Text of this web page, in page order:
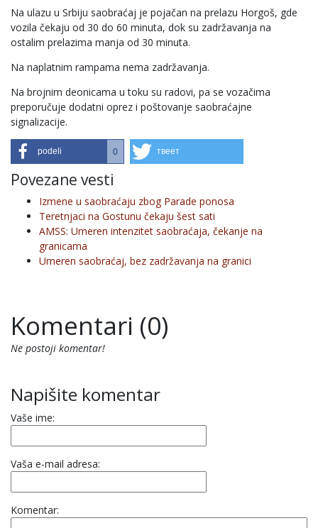
Na ulazu u Srbiju saobraćaj je pojačan na prelazu Horgoš, gde
vozila čekaju od 30 do 60 minuta, dok su zadržavanja na
ostalim prelazima manja od 30 minuta.
Na naplatnim rampama nema zadržavanja.
Na brojnim deonicama u toku su radovi, pa se vozačima
preporučuje dodatni oprez i poštovanje saobraćajne
signalizacije.
podeli 0 твеет
Povezane vesti
Izmene u saobraćaju zbog Parade ponosa
Teretnjaci na Gostunu čekaju šest sati
AMSS: Umeren intenzitet saobraćaja, čekanje na
granicama
Umeren saobraćaj, bez zadržavanja na granici
Komentari (0)
Ne postoji komentar!
Napišite komentar
Vaše ime:
Vaša e-mail adresa:
Komentar: